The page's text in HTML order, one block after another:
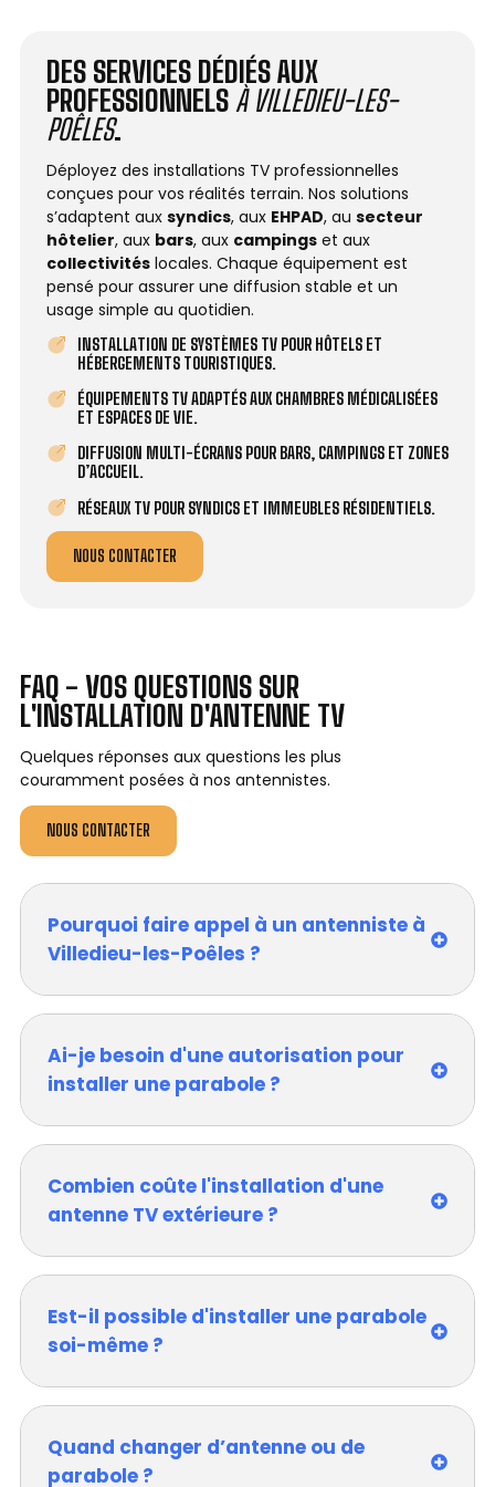
DES SERVICES DÉDIÉS AUX
PROFESSIONNELS À VILLEDIEU-LES-
POÊLES.
Déployez des installations TV professionnelles
conçues pour vos réalités terrain. Nos solutions
s’adaptent aux syndics, aux EHPAD, au secteur
hôtelier, aux bars, aux campings et aux
collectivités locales. Chaque équipement est
pensé pour assurer une diffusion stable et un
usage simple au quotidien.
INSTALLATION DE SYSTÈMES TV POUR HÔTELS ET
HÉBERGEMENTS TOURISTIQUES.
ÉQUIPEMENTS TV ADAPTÉS AUX CHAMBRES MÉDICALISÉES
ET ESPACES DE VIE.
DIFFUSION MULTI-ÉCRANS POUR BARS, CAMPINGS ET ZONES
D’ACCUEIL.
RÉSEAUX TV POUR SYNDICS ET IMMEUBLES RÉSIDENTIELS.
NOUS CONTACTER
FAQ - VOS QUESTIONS SUR
L'INSTALLATION D'ANTENNE TV
Quelques réponses aux questions les plus
couramment posées à nos antennistes.
NOUS CONTACTER
Pourquoi faire appel à un antenniste à
Villedieu-les-Poêles ?
Ai-je besoin d'une autorisation pour
installer une parabole ?
Combien coûte l'installation d'une
antenne TV extérieure ?
Est-il possible d'installer une parabole
soi-même ?
Quand changer d’antenne ou de
parabole ?